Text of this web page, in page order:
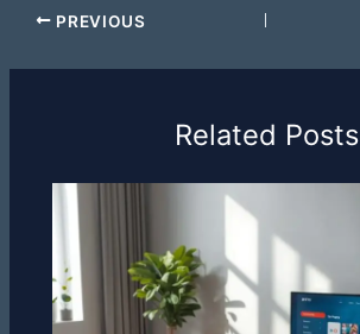
PREVIOUS
Related Posts